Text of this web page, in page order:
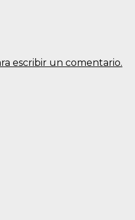
escribir un comentario.